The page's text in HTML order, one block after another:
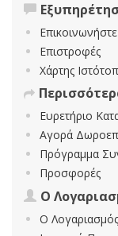
Επιστροφές
Χάρτης
Ευρετήριο
Αγορά
Πρόγραμμα
Προσφορές
Ο
Ο